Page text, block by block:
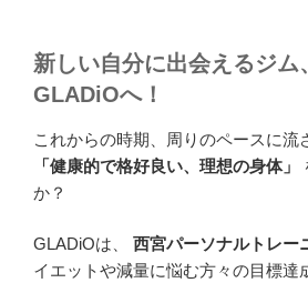
新しい自分に出会えるジム
GLADiOへ！
これからの時期、周りのペースに流
「健康的で格好良い、理想の身体」
か？
GLADiOは、 西宮パーソナルトレー
イエットや減量に悩む方々の目標達